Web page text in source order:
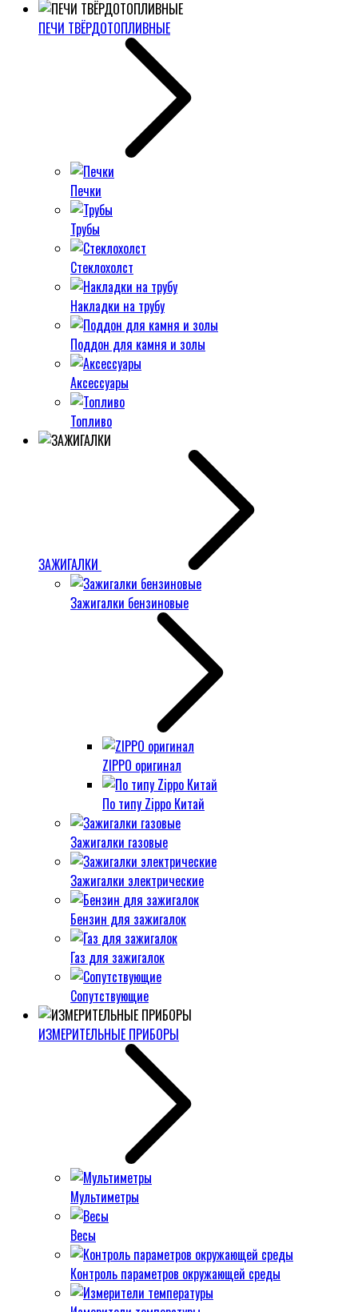
ПЕЧИ ТВЁРДОТОПЛИВНЫЕ
Печки
Трубы
Стеклохолст
Накладки на трубу
Поддон для камня и золы
Аксессуары
Топливо
ЗАЖИГАЛКИ
Зажигалки бензиновые
ZIPPO оригинал
По типу Zippo Китай
Зажигалки газовые
Зажигалки электрические
Бензин для зажигалок
Газ для зажигалок
Сопутствующие
ИЗМЕРИТЕЛЬНЫЕ ПРИБОРЫ
Мультиметры
Весы
Контроль параметров окружающей среды